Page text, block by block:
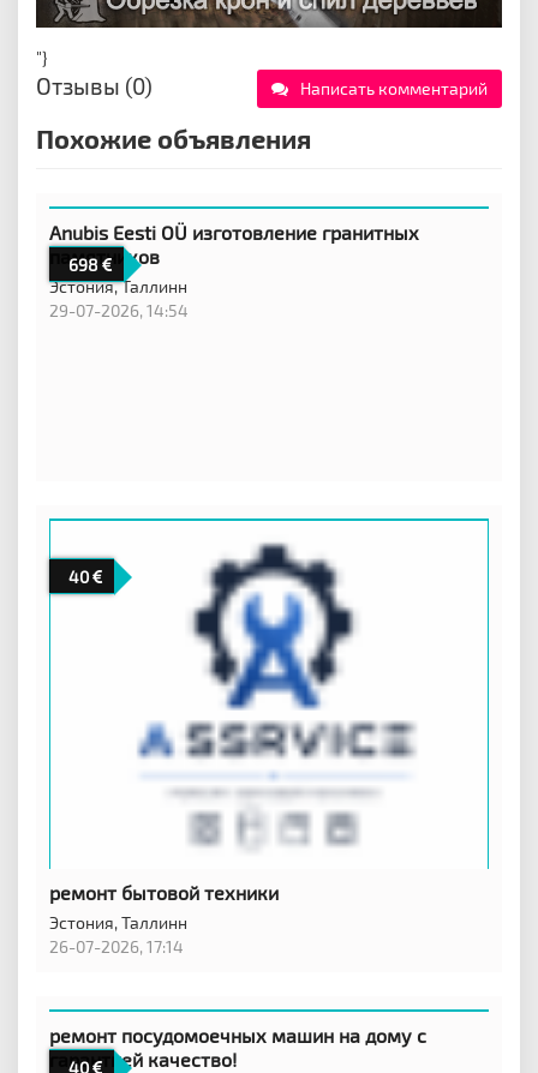
"}
Отзывы (0) Написать комментарий
Похожие объявления
698
Anubis Eesti OÜ изготовление гранитных
памятников
Эстония,Таллинн
29-07-2026, 14:54
40
ремонт бытовой техники
Эстония,Таллинн
26-07-2026, 17:14
40
ремонт посудомоечных машин на дому с
гарантией качество!